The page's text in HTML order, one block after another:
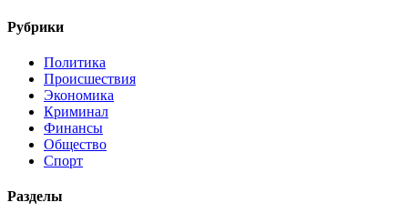
Рубрики
Политика
Происшествия
Экономика
Криминал
Финансы
Общество
Спорт
Разделы